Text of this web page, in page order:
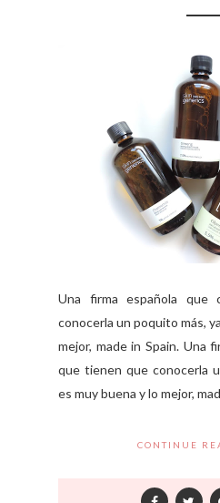
Una firma española
conocerla un poquito más,
mejor, made in Spain. Una
que tienen que conocerla
es muy buena y lo mejor,
CONTINUE